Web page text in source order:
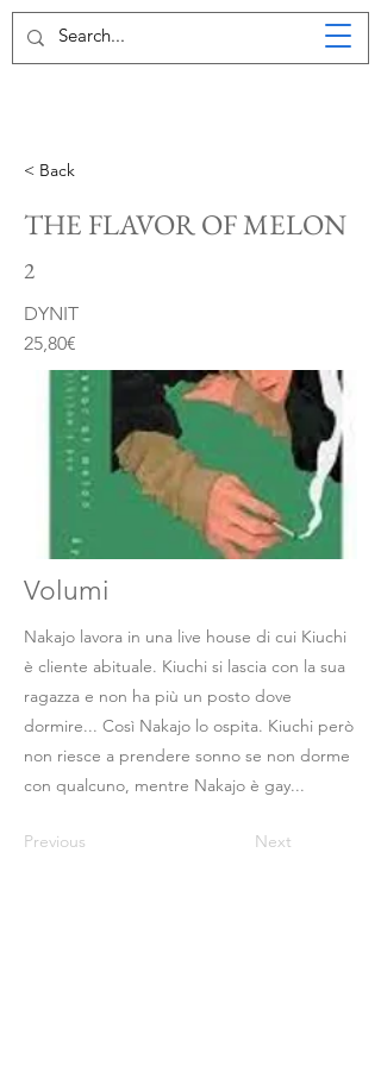
< Back
THE FLAVOR OF MELON
2
DYNIT
25,80€
Volumi
Nakajo lavora in una live house di cui Kiuchi
è cliente abituale. Kiuchi si lascia con la sua
ragazza e non ha più un posto dove
dormire... Così Nakajo lo ospita. Kiuchi però
non riesce a prendere sonno se non dorme
con qualcuno, mentre Nakajo è gay...
Previous Next